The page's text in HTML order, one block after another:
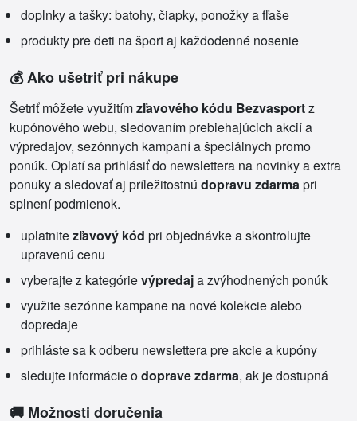
doplnky a tašky: batohy, čiapky, ponožky a fľaše
produkty pre deti na šport aj každodenné nosenie
💰 Ako ušetriť pri nákupe
Šetriť môžete využitímzľavového kódu Bezvasportz
kupónového webu, sledovaním prebiehajúcich akcií a
výpredajov, sezónnych kampaní a špeciálnych promo
ponúk. Oplatí sa prihlásiť do newslettera na novinky a extra
ponuky a sledovať aj príležitostnú dopravu zdarmapri
splnení podmienok.
uplatnitezľavový kód pri objednávke a skontrolujte
upravenú cenu
vyberajte z kategórievýpredaja zvýhodnených ponúk
využite sezónne kampane na nové kolekcie alebo
dopredaje
prihláste sa k odberu newslettera pre akcie a kupóny
sledujte informácie odoprave zdarma, ak je dostupná
🚚 Možnosti doručenia